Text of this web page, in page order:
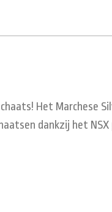
Het Marchese
dankzij het